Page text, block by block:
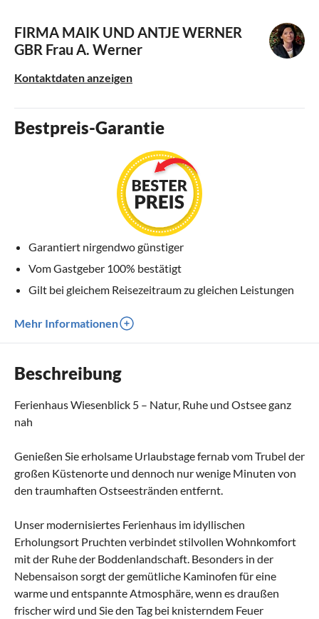
FIRMA MAIK UND ANTJE WERNER
GBR Frau A. Werner
Kontaktdaten anzeigen
Bestpreis-Garantie
Garantiert nirgendwo günstiger
Vom Gastgeber 100% bestätigt
Gilt bei gleichem Reisezeitraum zu gleichen Leistungen
Mehr Informationen
Beschreibung
Ferienhaus Wiesenblick 5 – Natur, Ruhe und Ostsee ganz
nah
Genießen Sie erholsame Urlaubstage fernab vom Trubel der
großen Küstenorte und dennoch nur wenige Minuten von
den traumhaften Ostseestränden entfernt.
Unser modernisiertes Ferienhaus im idyllischen
Erholungsort Pruchten verbindet stilvollen Wohnkomfort
mit der Ruhe der Boddenlandschaft. Besonders in der
Nebensaison sorgt der gemütliche Kaminofen für eine
warme und entspannte Atmosphäre, wenn es draußen
frischer wird und Sie den Tag bei knisterndem Feuer